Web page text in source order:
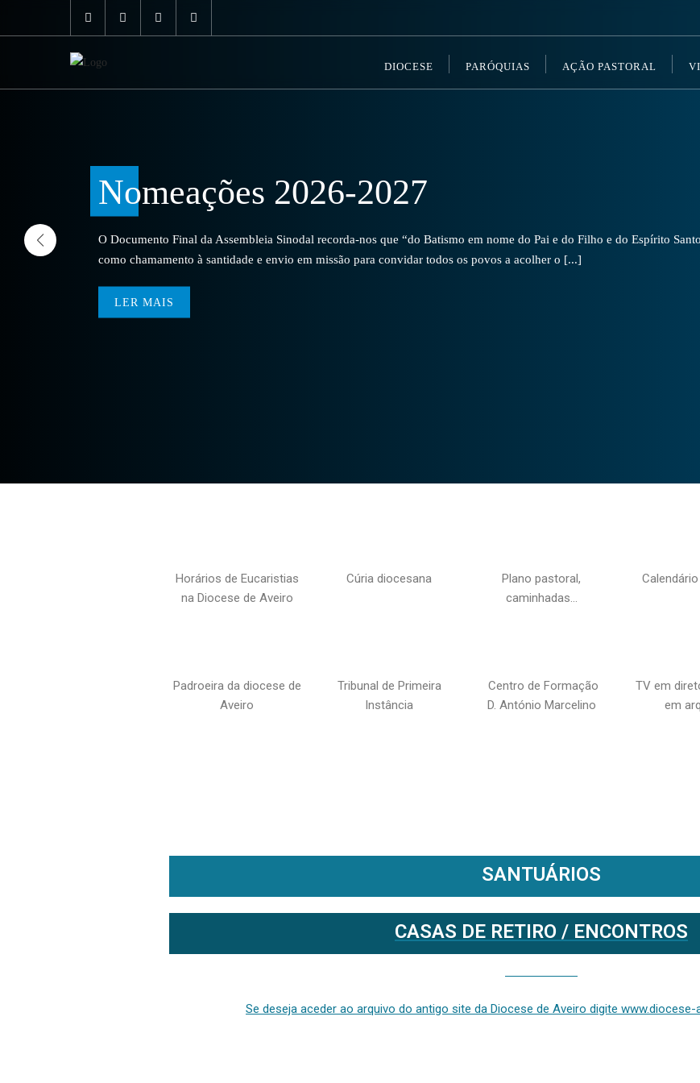
DIOCESE PARÓQUIAS AÇÃO PASTORAL
Nomeações 2026-2027
O Documento Final da Assembleia Sinodal recorda-nos que “do Batismo em nome do Pai e do Filho e do Espírito
como chamamento à santidade e envio em missão para convidar todos os povos a acolher o [...]
LER MAIS
Horários de Eucaristias
na Diocese de Aveiro
Cúria diocesana
Plano pastoral,
caminhadas…
Padroeira da diocese de
Aveiro
Tribunal de Primeira
Instância
Centro de Formação
D. António Marcelino
TV em
em
SANTUÁRIOS
CASAS DE RETIRO / ENCONTROS
Se deseja aceder ao arquivo do antigo site da Diocese de Aveiro digite